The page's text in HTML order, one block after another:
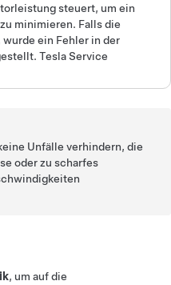
steuert, um ein
minimieren. Falls die
ein Fehler in der
Tesla Service
Unfälle verhindern, die
oder zu scharfes
, um auf die